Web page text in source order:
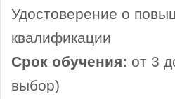
Удостоверение о
квалификации
Срок обучения: от 3
выбор)